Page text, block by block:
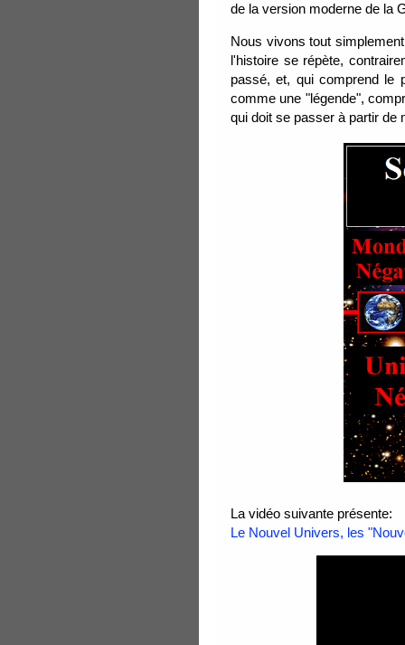
de la version moderne de la
Nous vivons tout
l'histoire se répète,
passé, et, qui comprend le
comme une "légende",
qui doit se passer à partir de
La vidéo suivante présente:
Le Nouvel Univers, les